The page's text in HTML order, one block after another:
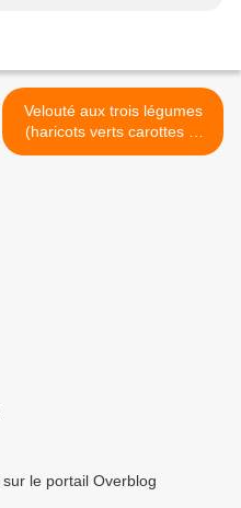
Velouté aux trois légumes
(haricots verts carottes et
courgettes) au thermomix >
le portail Overblog